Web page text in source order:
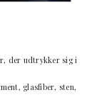
der udtrykker sig i
glasfiber, sten,